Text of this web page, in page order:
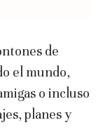
de
el mundo,
o incluso
planes y